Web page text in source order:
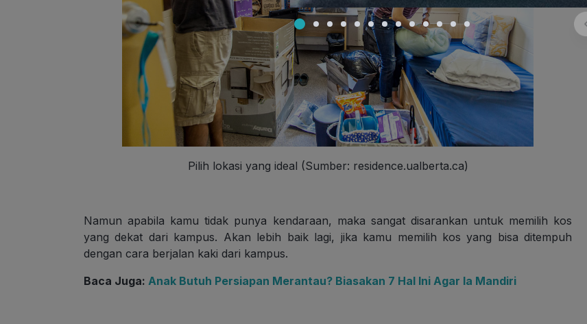
Pilih lokasi yang ideal (Sumber: residence.ualberta.ca)
Namun apabila kamu tidak punya kendaraan, maka sangat disarankan untuk memilih kos
yang dekat dari kampus. Akan lebih baik lagi, jika kamu memilih kos yang bisa ditempuh
dengan cara berjalan kaki dari kampus.
Baca Juga: Anak Butuh Persiapan Merantau? Biasakan 7 Hal Ini Agar Ia Mandiri